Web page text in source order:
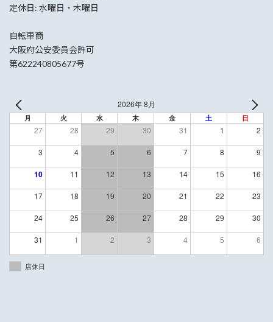
定休日: 水曜日・木曜日
自転車商
大阪府公安委員会許可
第622240805677号
2026年 8月
月 火 水 木 金 土 日
27 28 29 30 31 1 2
3 4 5 6 7 8 9
10 11 12 13 14 15 16
17 18 19 20 21 22 23
24 25 26 27 28 29 30
31 1 2 3 4 5 6
店休日